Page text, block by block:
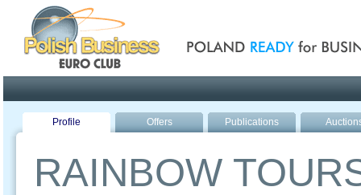
Profile Offers Publications
RAINBOW